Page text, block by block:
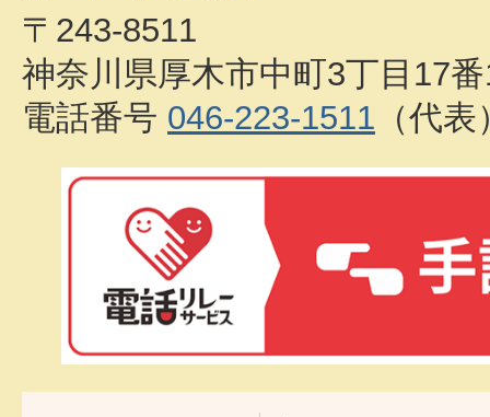
〒243-8511
神奈川県厚木市中町3丁目17
電話番号 046-223-1511 （代表